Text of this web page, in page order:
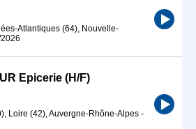
Atlantiques (64), Nouvelle-
Epicerie (H/F)
Loire (42), Auvergne-Rhône-Alpes -